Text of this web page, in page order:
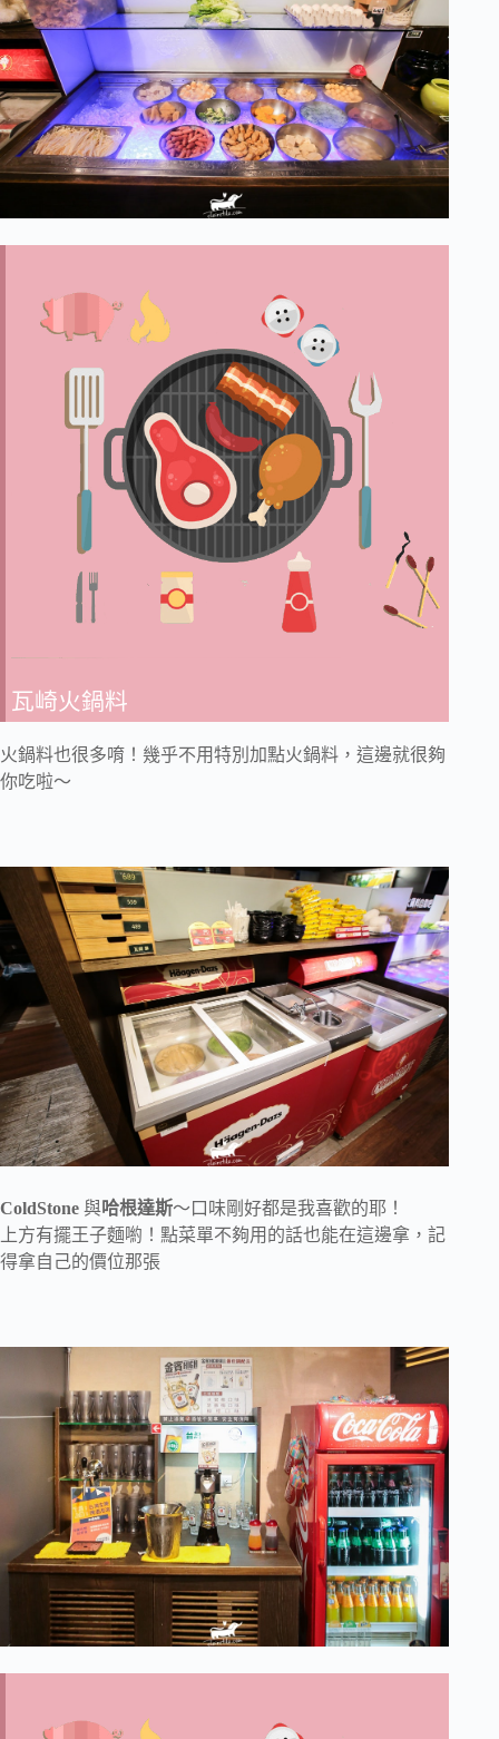
瓦崎火鍋料
火鍋料也很多唷！幾乎不用特別加點火鍋料，這邊就很夠
你吃啦～
ColdStone 與哈根達斯～口味剛好都是我喜歡的耶！
上方有擺王子麵喲！點菜單不夠用的話也能在這邊拿，記
得拿自己的價位那張